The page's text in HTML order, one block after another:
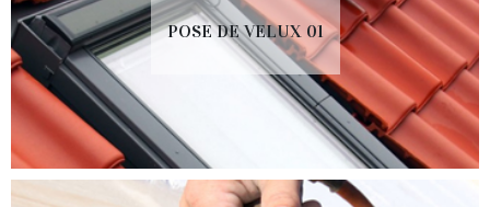
POSE DE VELUX 01